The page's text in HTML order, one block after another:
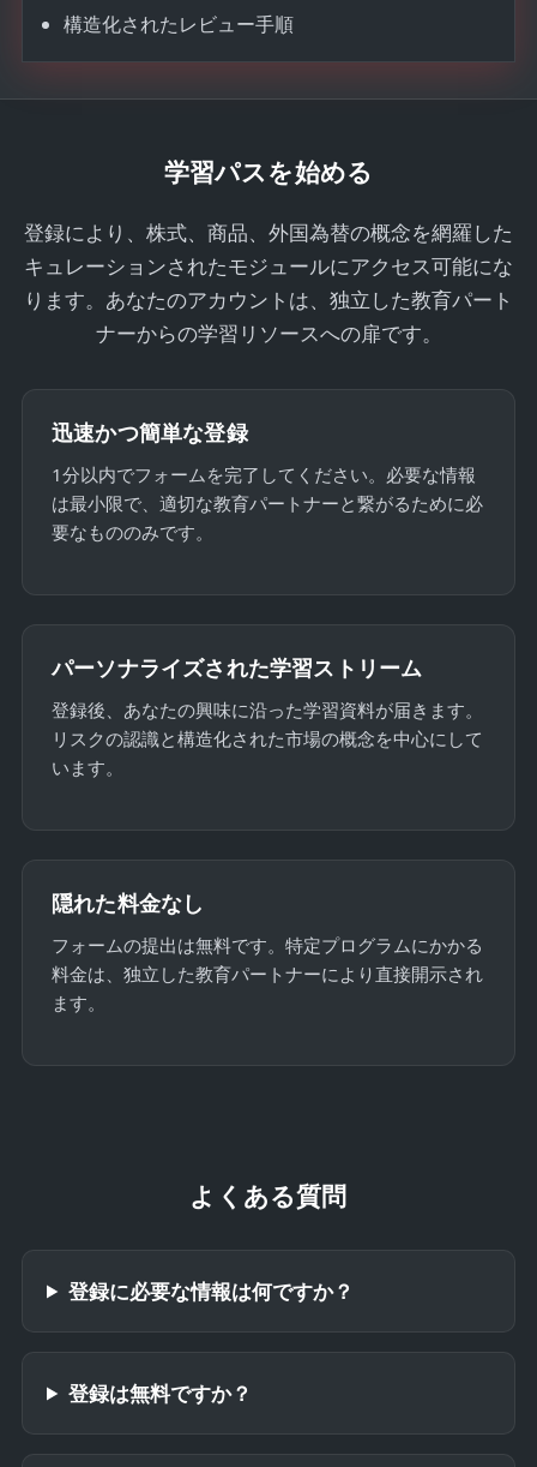
構造化されたレビュー手順
学習パスを始める
登録により、株式、商品、外国為替の概念を網羅した
キュレーションされたモジュールにアクセス可能にな
ります。あなたのアカウントは、独立した教育パート
ナーからの学習リソースへの扉です。
迅速かつ簡単な登録
1分以内でフォームを完了してください。必要な情報
は最小限で、適切な教育パートナーと繋がるために必
要なもののみです。
パーソナライズされた学習ストリーム
登録後、あなたの興味に沿った学習資料が届きます。
リスクの認識と構造化された市場の概念を中心にして
います。
隠れた料金なし
フォームの提出は無料です。特定プログラムにかかる
料金は、独立した教育パートナーにより直接開示され
ます。
よくある質問
登録に必要な情報は何ですか？
登録は無料ですか？